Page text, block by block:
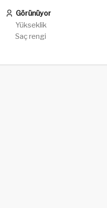
Görünüyor
Yükseklik
Saç rengi